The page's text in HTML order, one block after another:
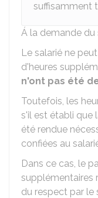
suffisamment
Á la demande du
Le salarié ne
d'heures
n'ont pas été
Toutefois, les
s'il est établi que
été rendue
confiées au
Dans ce cas, le
supplémentaires
du respect par le